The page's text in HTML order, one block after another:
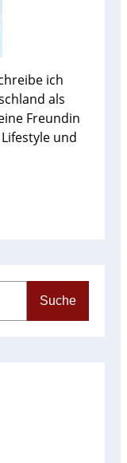
ich
als
Freundin
und
Suche